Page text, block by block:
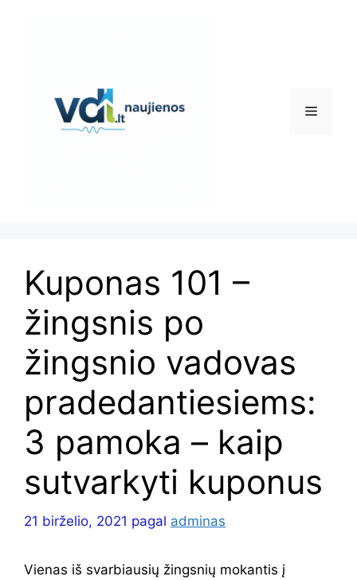
Meniu
Kuponas 101 –
žingsnis po
žingsnio vadovas
pradedantiesiems:
3 pamoka – kaip
sutvarkyti kuponus
21 birželio, 2021 pagal adminas
Vienas iš svarbiausių žingsnių mokantis į